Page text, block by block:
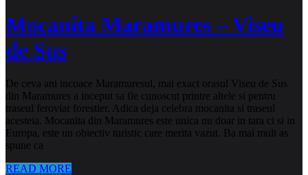
Mocanita Maramures – Viseu
de Sus
De ceva ani incoace Maramuresul, mai exact orasul Viseu de Sus
din Maramures a inceput sa fie cunoscut printre altele si pentru
traseul feroviar forestier. Adica deja celebra mocanita si traseul
acesteia. Mocanita din Maramures este unica nu doar in tara ci si in
Europa, este un obiectiv turistic care merita vazut. Ba mai mult as
spune ca
READ MORE